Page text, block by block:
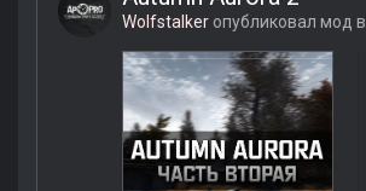
Wolfstalker опубликовал мод в